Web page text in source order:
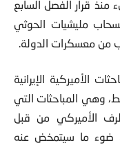
قرار الفصل السابع
2216 القاضي بانسحاب مليشيات الحوثي
من معسكرات الدولة.
الأميركية الإيرانية
وهي المباحثات التي
الأميركي من قبل
ضوء ما سيتمخض عنه